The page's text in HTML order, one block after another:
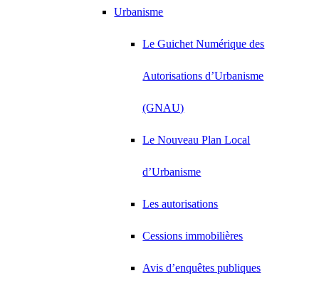
Urbanisme
Le Guichet Numérique des
Autorisations d’Urbanisme
(GNAU)
Le Nouveau Plan Local
d’Urbanisme
Les autorisations
Cessions immobilières
Avis d’enquêtes publiques